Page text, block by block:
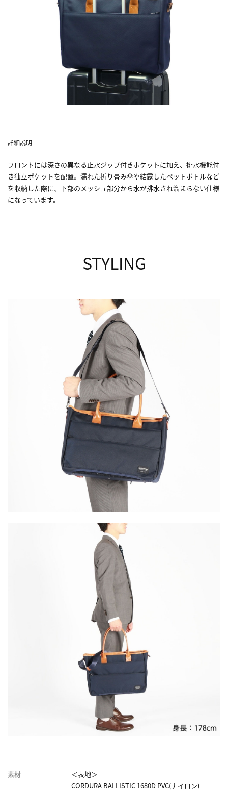
詳細説明
フロントには深さの異なる止水ジップ付きポケットに加え、排水機能付
き独立ポケットを配置。濡れた折り畳み傘や結露したペットボトルなど
を収納した際に、下部のメッシュ部分から水が排水され溜まらない仕様
になっています。
STYLING
素材
＜表地＞
CORDURA BALLISTIC 1680D PVC(ナイロン)